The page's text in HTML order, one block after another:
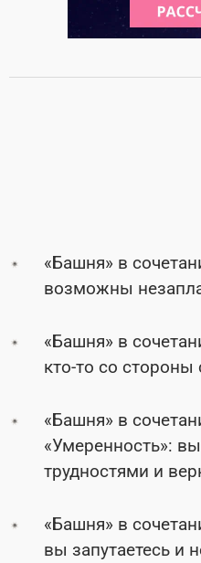
«Башня» в
возможны
«Башня» в
кто-то со стороны
«Башня» в
«Умеренность»:
трудностями и
«Башня» в
вы запутаетесь и